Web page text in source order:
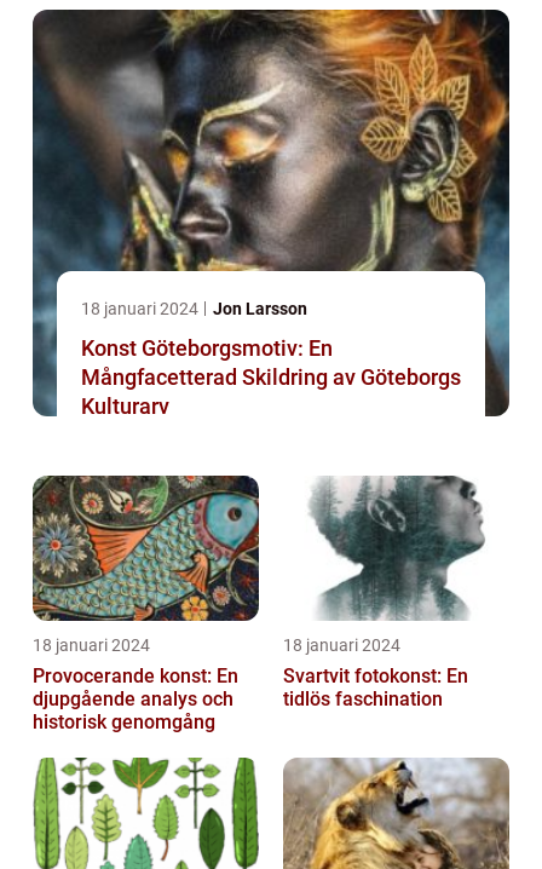
18 januari 2024 Jon Larsson
Konst Göteborgsmotiv: En
Mångfacetterad Skildring av Göteborgs
Kulturarv
18 januari 2024
Provocerande konst: En
djupgående analys och
historisk genomgång
18 januari 2024
Svartvit fotokonst: En
tidlös faschination